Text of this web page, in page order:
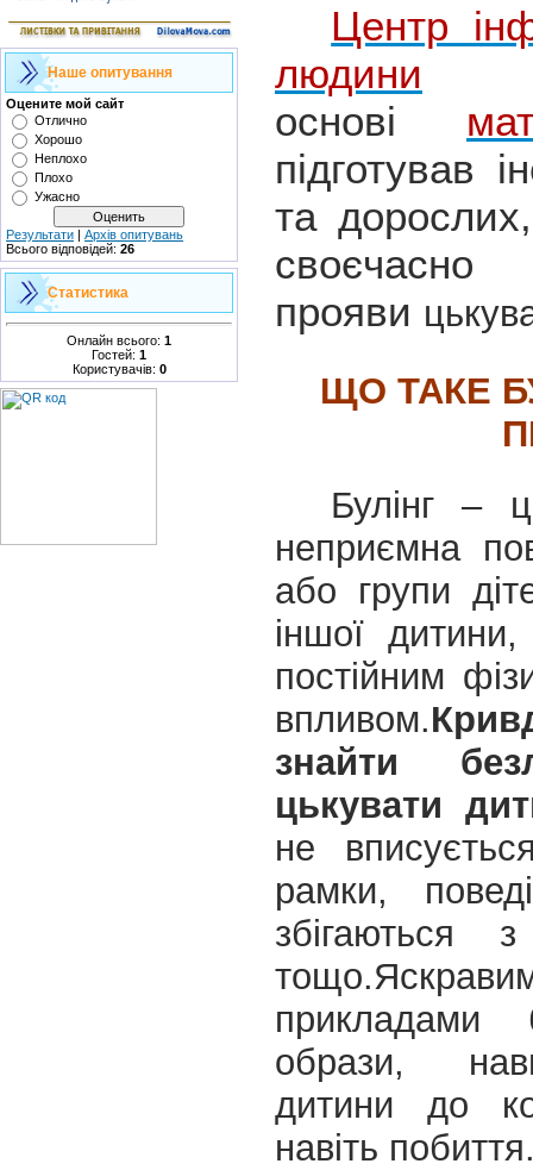
Наше опитування
Оцените мой сайт
Отлично
Хорошо
Неплохо
Плохо
Ужасно
Результати | Архів опитувань
Всього відповідей: 26
Статистика
Онлайн всього: 1
Гостей: 1
Користувачів: 0
Центр
людини
основі
підготував
та
прояви
ЩО ТАКЕ
Булінг –
неприємна
або групи
іншої
постійним
впливом.
знайти
цькувати
не
рамки,
збігаються
тощо.
прикладами
образи,
дитини до
навіть